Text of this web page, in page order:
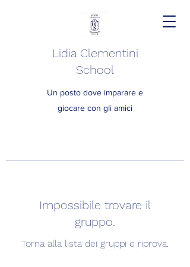
Lidia Clementini
School
Un posto dove imparare e
giocare con gli amici
Impossibile trovare il
gruppo.
Torna alla lista dei gruppi e riprova.